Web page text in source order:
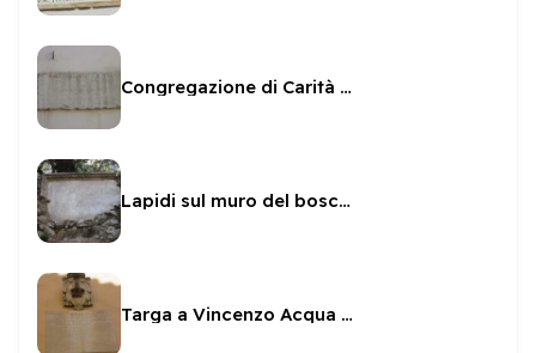
Congregazione di Carità a Palazzo Luparini
Lapidi sul muro del bosco sacro
Targa a Vincenzo Acqua ottimo pio e benefico